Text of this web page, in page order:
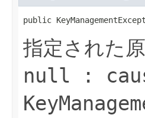
public
指定された
null :